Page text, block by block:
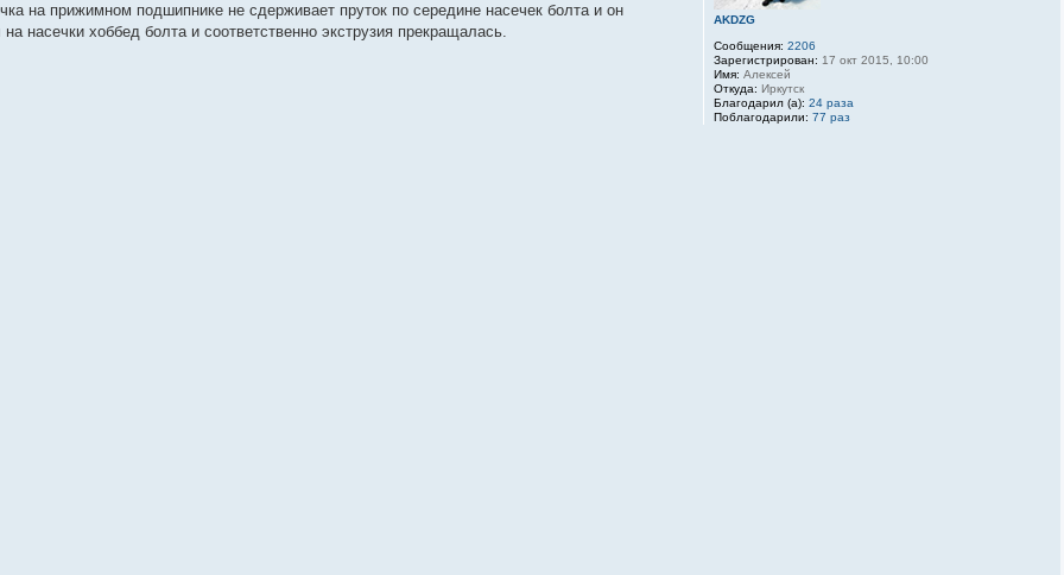
AKDZG
Сообщения: 2206
Зарегистрирован: 17 окт 2015, 10:00
Имя: Алексей
Откуда: Иркутск
Благодарил (а): 24 раза
Поблагодарили: 77 раз
на прижимном подшипнике не сдерживает пруток по середине насечек болта и он
насечки хоббед болта и соответственно экструзия прекращалась.